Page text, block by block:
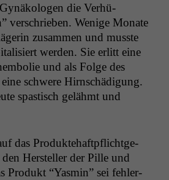
die Ver­hü­
ver­schrieben. Wenige Monate
zusam­men und musste
wer­den. Sie erlitt eine
und als Folge des
schwere Hirn­schädi­gung.
spastisch gelähmt und
das Pro­duk­te­haftpflicht­ge­
Her­steller der Pille und
Pro­dukt “Yas­min” sei fehler­